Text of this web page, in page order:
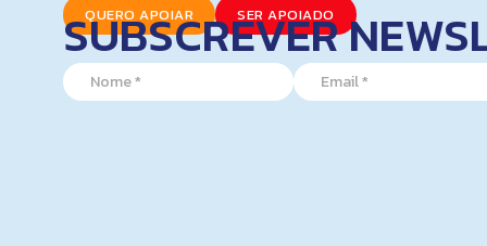
QUERO APOIAR SER APOIADO
SUBSCREVER
N
a
m
N
a
E
m